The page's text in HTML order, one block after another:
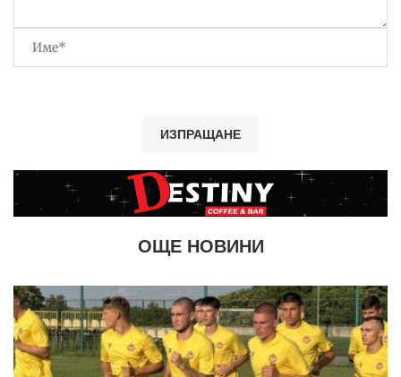
ОЩЕ НОВИНИ